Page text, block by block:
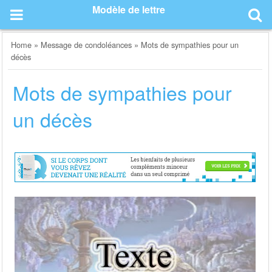
content
Modèle de lettre
Home » Message de condoléances » Mots de sympathies pour un
décès
Mots de sympathies pour
un décès